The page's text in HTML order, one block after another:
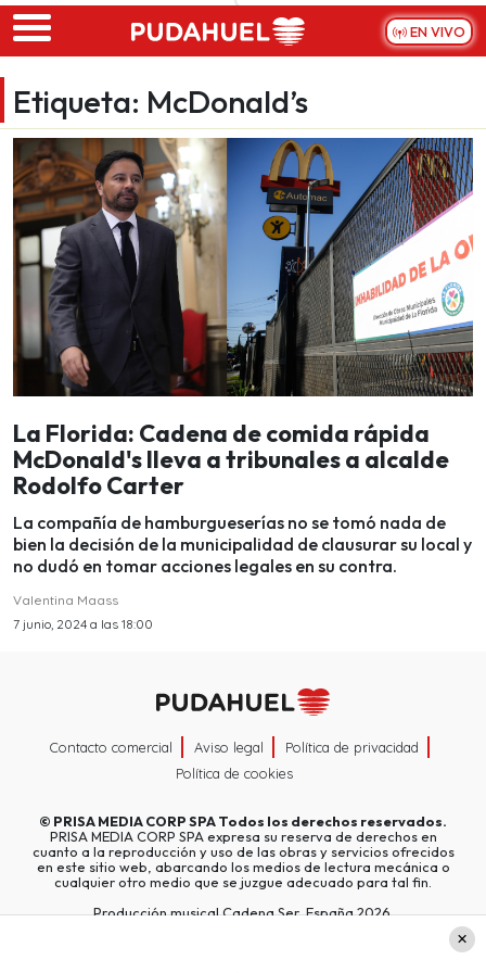
Skip to main content
EN VIVO
Etiqueta: McDonald’s
La Florida: Cadena de comida rápida
McDonald's lleva a tribunales a alcalde
Rodolfo Carter
La compañía de hamburgueserías no se tomó nada de
bien la decisión de la municipalidad de clausurar su local y
no dudó en tomar acciones legales en su contra.
Valentina Maass
7 junio, 2024 a las 18:00
Contacto comercial Aviso legal
Política de privacidad
Política de cookies
© PRISA MEDIA CORP SPATodos los derechos reservados.
PRISA MEDIA CORP SPA expresa su reserva de derechos en
cuanto a la reproducción y uso de las obras y servicios ofrecidos
en este sitio web, abarcando los medios de lectura mecánica o
cualquier otro medio que se juzgue adecuado para tal fin.
Producción musical Cadena Ser, España 2026.